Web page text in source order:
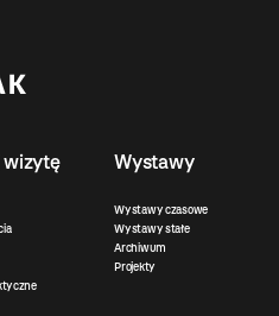
wizytę Wystawy
Wystawy czasowe
Wystawy stałe
Archiwum
Projekty